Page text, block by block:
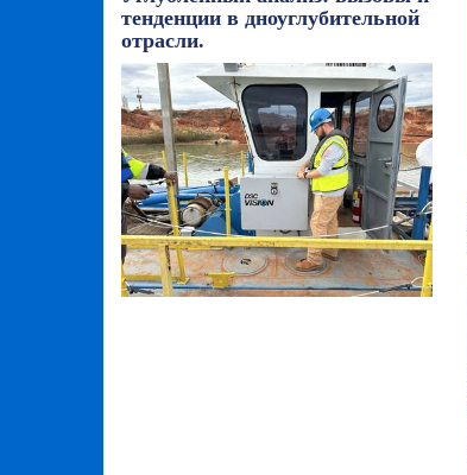
тенденции в дноуглубительной
отрасли.